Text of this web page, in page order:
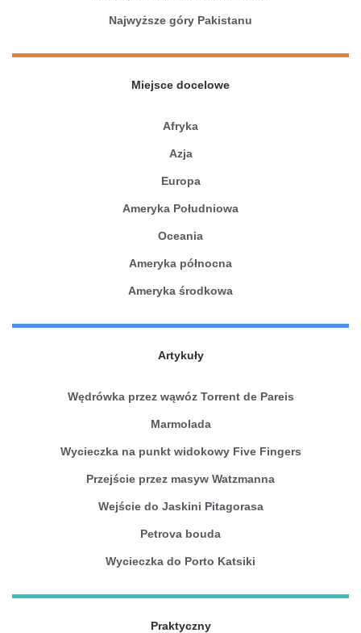
Najwyższe góry Pakistanu
Miejsce docelowe
Afryka
Azja
Europa
Ameryka Południowa
Oceania
Ameryka północna
Ameryka środkowa
Artykuły
Wędrówka przez wąwóz Torrent de Pareis
Marmolada
Wycieczka na punkt widokowy Five Fingers
Przejście przez masyw Watzmanna
Wejście do Jaskini Pitagorasa
Petrova bouda
Wycieczka do Porto Katsiki
Praktyczny